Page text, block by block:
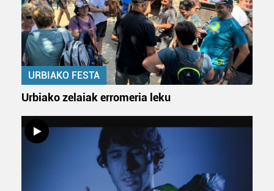
URBIAKO FESTA
Urbiako zelaiak erromeria leku